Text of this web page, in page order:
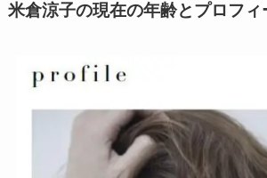
米倉涼子の現在の年齢とプロフィ